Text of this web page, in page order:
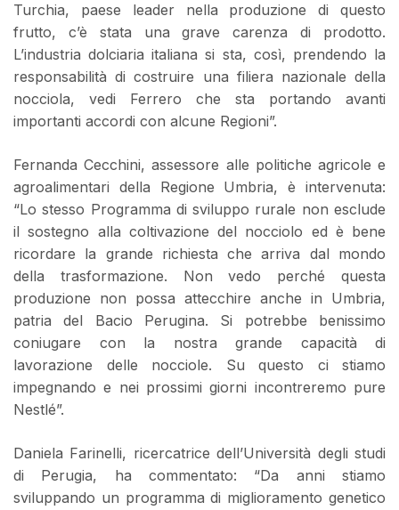
Turchia, paese leader nella produzione di questo
frutto, c’è stata una grave carenza di prodotto.
L’industria dolciaria italiana si sta, così, prendendo la
responsabilità di costruire una filiera nazionale della
nocciola, vedi Ferrero che sta portando avanti
importanti accordi con alcune Regioni”.
Fernanda Cecchini, assessore alle politiche agricole e
agroalimentari della Regione Umbria, è intervenuta:
“Lo stesso Programma di sviluppo rurale non esclude
il sostegno alla coltivazione del nocciolo ed è bene
ricordare la grande richiesta che arriva dal mondo
della trasformazione. Non vedo perché questa
produzione non possa attecchire anche in Umbria,
patria del Bacio Perugina. Si potrebbe benissimo
coniugare con la nostra grande capacità di
lavorazione delle nocciole. Su questo ci stiamo
impegnando e nei prossimi giorni incontreremo pure
Nestlé”.
Daniela Farinelli, ricercatrice dell’Università degli studi
di Perugia, ha commentato: “Da anni stiamo
sviluppando un programma di miglioramento genetico